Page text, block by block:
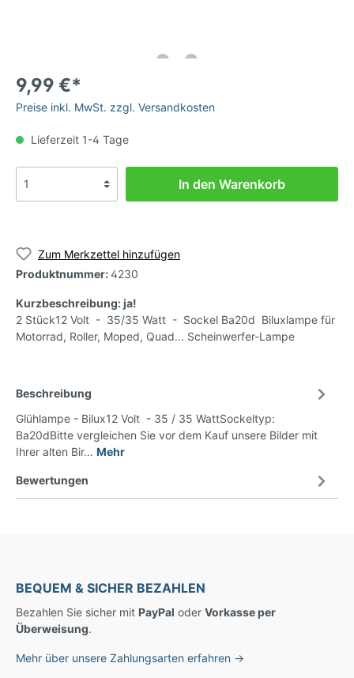
9,99 €*
Preise inkl. MwSt. zzgl. Versandkosten
Lieferzeit 1-4 Tage
In den Warenkorb
Zum Merkzettel hinzufügen
Produktnummer:4230
Kurzbeschreibung: ja!
2 Stück12 Volt - 35/35 Watt - Sockel Ba20d Biluxlampe für
Motorrad, Roller, Moped, Quad... Scheinwerfer-Lampe
Beschreibung
Glühlampe - Bilux12 Volt - 35 / 35 WattSockeltyp:
Ba20dBitte vergleichen Sie vor dem Kauf unsere Bilder mit
Ihrer alten Bir… Mehr
Bewertungen
BEQUEM & SICHER BEZAHLEN
Bezahlen Sie sicher mit PayPal oder Vorkasse per
Überweisung.
Mehr über unsere Zahlungsarten erfahren →